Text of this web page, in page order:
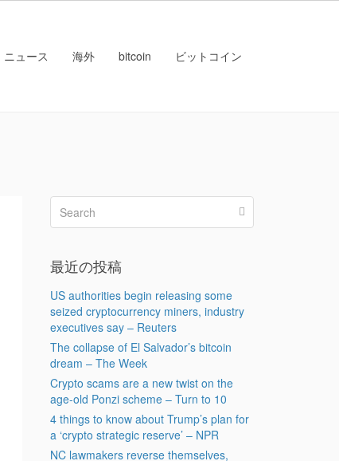
ニュース 海外 bitcoin ビットコイン
最近の投稿
US authorities begin releasing some
seized cryptocurrency miners, industry
executives say – Reuters
The collapse of El Salvador’s bitcoin
dream – The Week
Crypto scams are a new twist on the
age-old Ponzi scheme – Turn to 10
4 things to know about Trump’s plan for
a ‘crypto strategic reserve’ – NPR
NC lawmakers reverse themselves,